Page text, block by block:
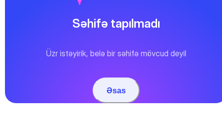
Səhifə tapılmadı
Üzr istəyirik, belə bir səhifə mövcud deyil
Əsas